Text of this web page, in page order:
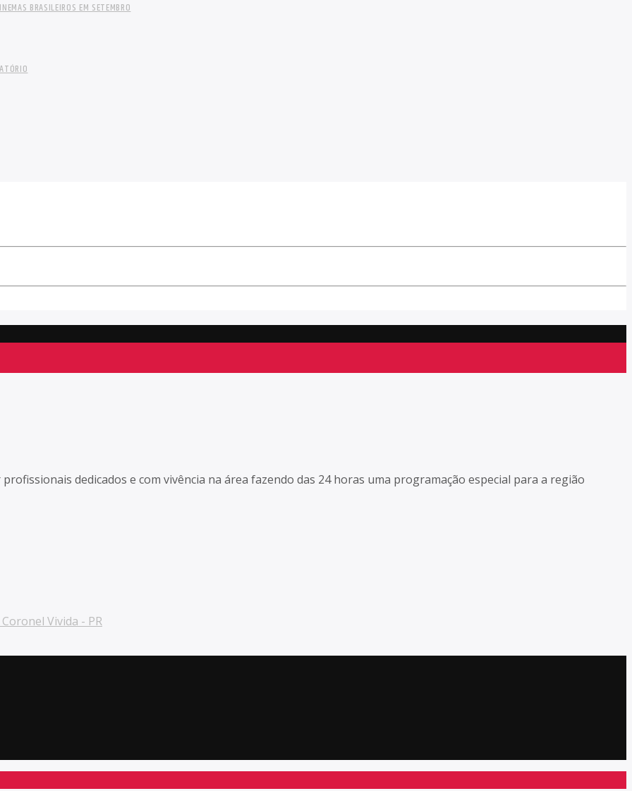
BRASILEIROS EM SETEMBRO
dedicados e com vivência na área fazendo das 24 horas uma programação especial para a região
Vivida - PR